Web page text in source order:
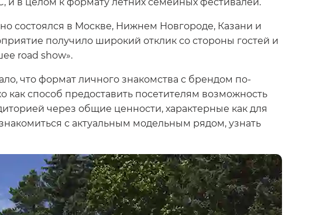
состоялся в Москве, Нижнем Новгороде, Казани и
получило широкий отклик со стороны гостей и
road show».
что формат личного знакомства с брендом по-
способ предоставить посетителям возможность
через общие ценности, характерные как для
с актуальным модельным рядом, узнать